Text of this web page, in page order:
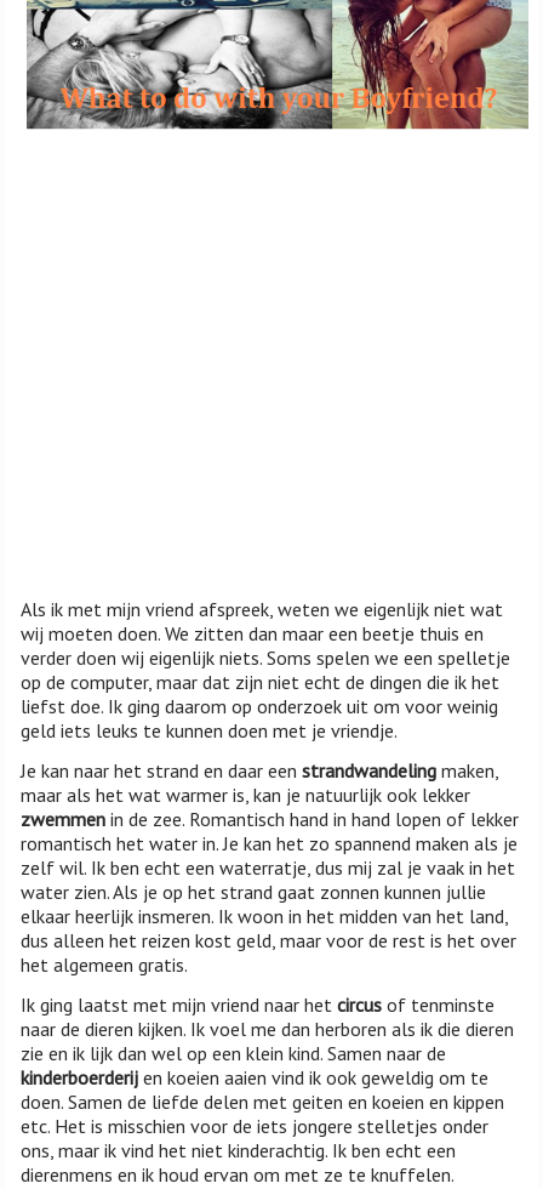
Als ik met mijn vriend afspreek, weten we eigenlijk niet wat
wij moeten doen. We zitten dan maar een beetje thuis en
verder doen wij eigenlijk niets. Soms spelen we een spelletje
op de computer, maar dat zijn niet echt de dingen die ik het
liefst doe. Ik ging daarom op onderzoek uit om voor weinig
geld iets leuks te kunnen doen met je vriendje.
Je kan naar het strand en daar eenstrandwandeling maken,
maar als het wat warmer is, kan je natuurlijk ook lekker
zwemmen in de zee. Romantisch hand in hand lopen of lekker
romantisch het water in. Je kan het zo spannend maken als je
zelf wil. Ik ben echt een waterratje, dus mij zal je vaak in het
water zien. Als je op het strand gaat zonnen kunnen jullie
elkaar heerlijk insmeren. Ik woon in het midden van het land,
dus alleen het reizen kost geld, maar voor de rest is het over
het algemeen gratis.
Ik ging laatst met mijn vriend naar het circus of tenminste
naar de dieren kijken. Ik voel me dan herboren als ik die dieren
zie en ik lijk dan wel op een klein kind. Samen naar de
kinderboerderij en koeien aaien vind ik ook geweldig om te
doen. Samen de liefde delen met geiten en koeien en kippen
etc. Het is misschien voor de iets jongere stelletjes onder
ons, maar ik vind het niet kinderachtig. Ik ben echt een
dierenmens en ik houd ervan om met ze te knuffelen.